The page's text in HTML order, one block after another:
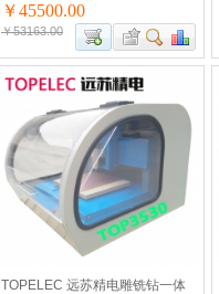
￥45500.00
￥53163.00
TOPELEC 远苏精电雕铣钻一体